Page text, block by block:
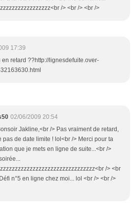
/> <br /> <br />
17:39
retard ??http://lignesdefuite.over-
02/06/2009 20:54
Jakline,<br /> Pas vraiment de retard,
pas de date limite ! lol<br /> Merci pour ta
que je mets en ligne de suite...<br />
/> <br
n°5 en ligne chez moi... lol <br /> <br />